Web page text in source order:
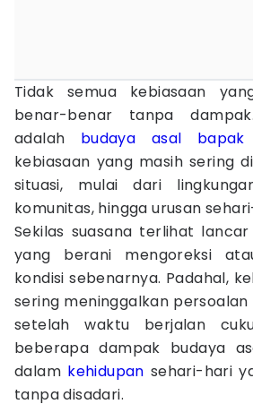
Tidak semua kebiasaan
benar-benar tanpa
adalah budaya asal bapak
kebiasaan yang masih sering
situasi, mulai dari
komunitas, hingga urusan
Sekilas suasana terlihat
yang berani mengoreksi
kondisi sebenarnya. Padahal,
sering meninggalkan
setelah waktu berjalan
beberapa dampak budaya
dalam kehidupan sehari-hari
tanpa disadari.